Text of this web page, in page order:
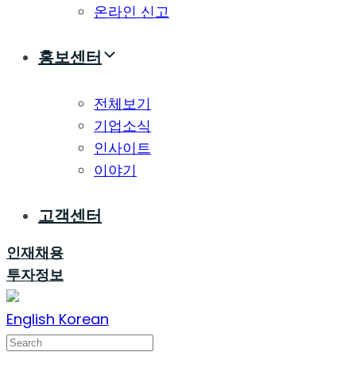
온라인 신고
홍보센터
전체보기
기업소식
인사이트
이야기
고객센터
인재채용
투자정보
English Korean
Search